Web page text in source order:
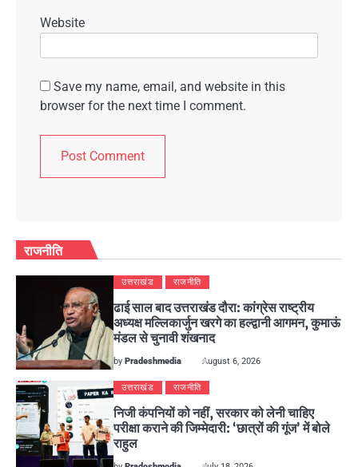
Website
Save my name, email, and website in this
browser for the next time I comment.
राजनीति
उत्तराखंड राजनीति
ढाई साल बाद उत्तराखंड दौरा: कांग्रेस राष्ट्रीय
अध्यक्ष मल्लिकार्जुन खरगे का हल्द्वानी आगमन, कुमाऊं
मंडल से चुनावी शंखनाद
byPradeshmedia August 6, 2026
उत्तराखंड राजनीति
निजी कंपनियों को नहीं, सरकार को लेनी चाहिए
परीक्षा कराने की जिम्मेदारी: ‘छात्रों की गूंज’ में बोले
राहुल